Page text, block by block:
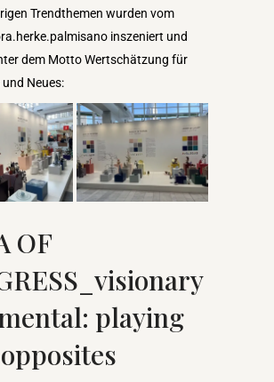
Trendthemen wurden vom
inszeniert und
dem Motto Wertschätzung für
Neues:
OF
playing